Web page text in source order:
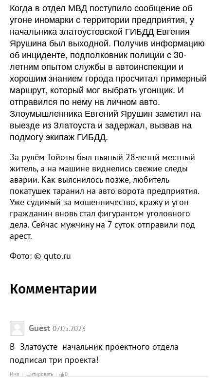
Когда в отдел МВД поступило сообщение об
угоне иномарки с территории предприятия, у
начальника златоустовской ГИБДД Евгения
Ярушина был выходной. Получив информацию
об инциденте, подполковник полиции с 30-
летним опытом службы в автоинспекции и
хорошим знанием города просчитал примерный
маршрут, который мог выбрать угонщик. И
отправился по нему на личном авто.
Злоумышленника Евгений Ярушин заметил на
выезде из Златоуста и задержал, вызвав на
подмогу экипаж ГИБДД.
За рулём Тойоты был пьяный 28-летнй местный
житель, а на машине виднелись свежие следы
аварии. Как выяснилось позже, любитель
покатушек таранил на авто ворота предприятия.
Уже судимый за мошенничество, кражу и угон
гражданин вновь стал фигурантом уголовного
дела. Сейчас мужчину на 7 суток отправили под
арест.
Фото: © quto.ru
Комментарии
Guest 07.05.2023
В Златоусте начальник проектного отдела
подписал три проекта!
Имя Цитировать 0